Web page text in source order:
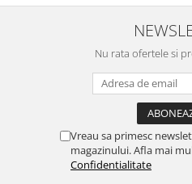
Nu rata ofertele si
Vreau sa primesc
magazinului. Afla mai
Confidentialitate